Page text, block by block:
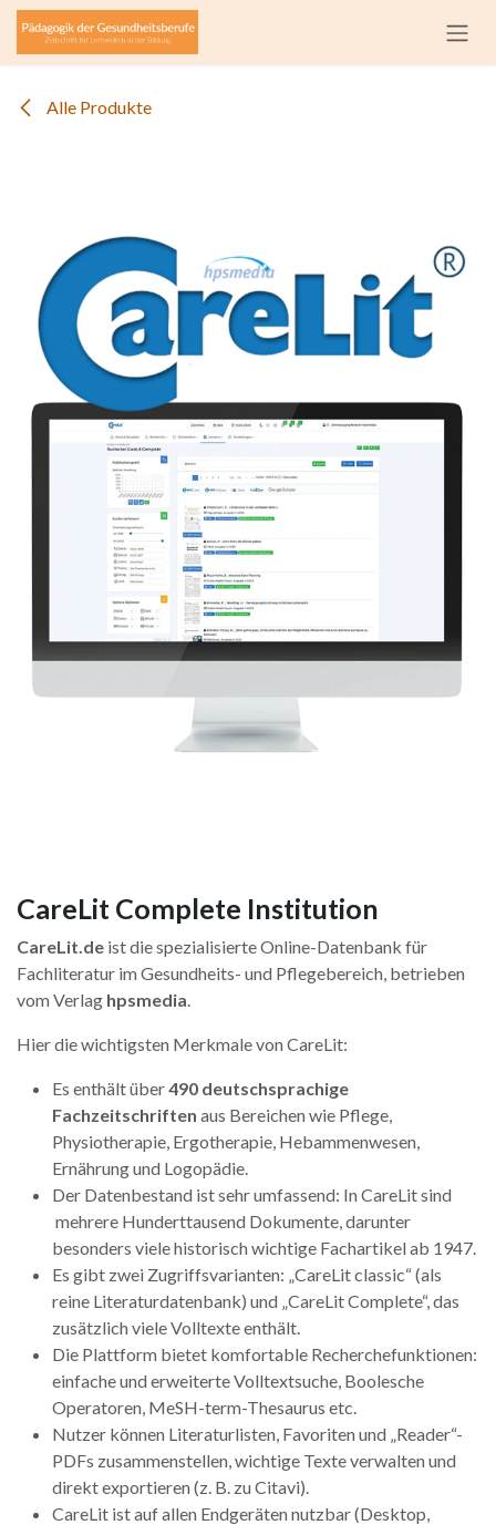
Zum Inhalt springen
Alle Produkte
CareLit Complete Institution
CareLit.de ist die spezialisierte Online-Datenbank für
Fachliteratur im Gesundheits- und Pflegebereich, betrieben
vom Verlag hpsmedia
Hier die wichtigsten Merkmale von CareLit:
Es enthält über490 deutschsprachige
Fachzeitschriften aus Bereichen wie Pflege,
Physiotherapie, Ergotherapie, Hebammenwesen,
Ernährung und Logopädie.
Der Datenbestand ist sehr umfassend: In CareLit sind
mehrere Hunderttausend Dokumente, darunter
besonders viele historisch wichtige Fachartikel ab 1947.
Es gibt zwei Zugriffsvarianten: „CareLit classic“ (als
reine Literaturdatenbank) und „CareLit Complete“, das
zusätzlich viele Volltexte enthält.
Die Plattform bietet komfortable Recherchefunktionen:
einfache und erweiterte Volltextsuche, Boolesche
Operatoren, MeSH-term-Thesaurus etc.
Nutzer können Literaturlisten, Favoriten und „Reader“-
PDFs zusammenstellen, wichtige Texte verwalten und
direkt exportieren (z. B. zu Citavi).
CareLit ist auf allen Endgeräten nutzbar (Desktop,